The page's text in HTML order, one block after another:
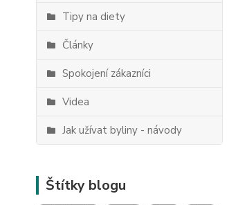
Tipy na diety
Články
Spokojení zákazníci
Videa
Jak užívat byliny - návody
Štítky blogu